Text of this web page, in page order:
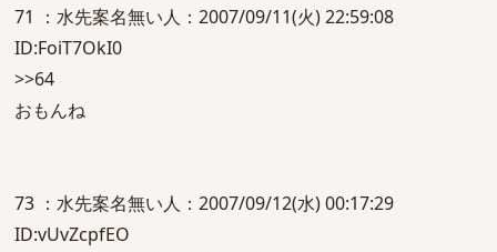
71 ：水先案名無い人：2007/09/11(火) 22:59:08
ID:FoiT7OkI0
>>64
おもんね
73 ：水先案名無い人：2007/09/12(水) 00:17:29
ID:vUvZcpfEO